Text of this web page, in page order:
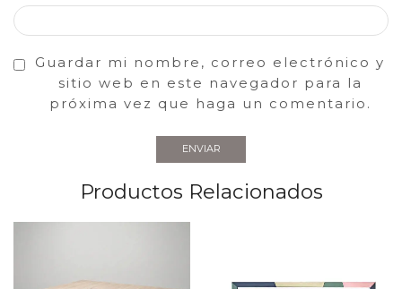
Guardar mi nombre, correo electrónico y
sitio web en este navegador para la
próxima vez que haga un comentario.
Productos Relacionados